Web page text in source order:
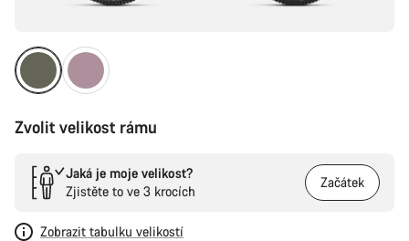
Zvolit velikost rámu
Jaká je moje velikost?
Zjistěte to ve 3 krocích
Začátek
Zobrazit tabulku velikostí